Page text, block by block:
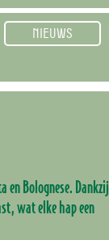
NIEUWS
en Bolognese. Dankzij
wat elke hap een